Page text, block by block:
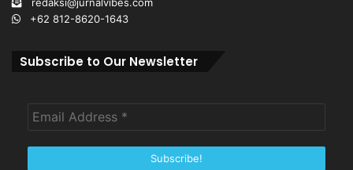
+62 812-8620-1643
Subscribe to Our Newsletter